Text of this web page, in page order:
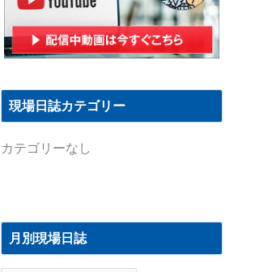
現場日誌カテゴリー
カテゴリーなし
月別現場日誌
別
現